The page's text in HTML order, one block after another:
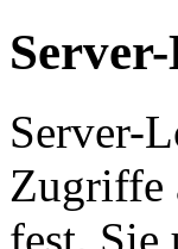
Server-
Zugriffe